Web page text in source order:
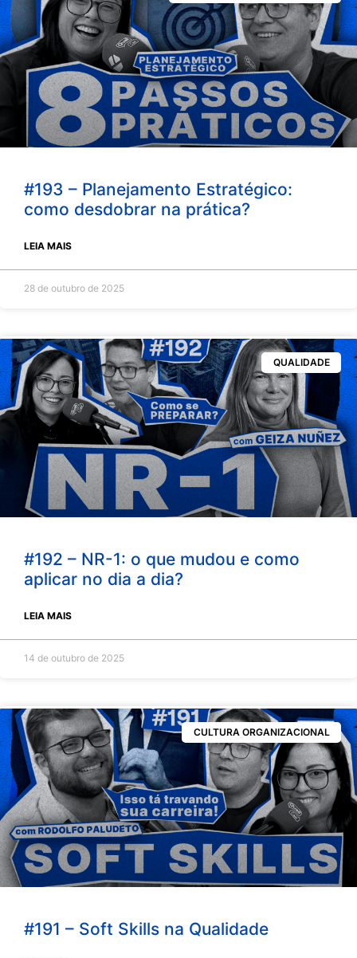
#193 – Planejamento Estratégico:
como desdobrar na prática?
LEIA MAIS
28 de outubro de 2025
QUALIDADE
#192 – NR-1: o que mudou e como
aplicar no dia a dia?
LEIA MAIS
14 de outubro de 2025
CULTURA ORGANIZACIONAL
#191 – Soft Skills na Qualidade